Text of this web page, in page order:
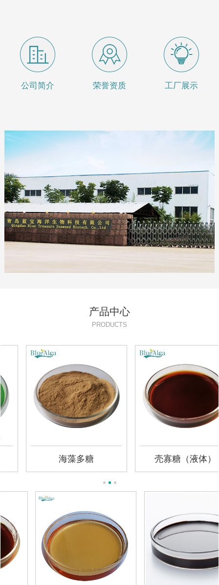
公司简介 荣誉资质 工厂展示
产品中心
PRODUCTS
海藻多糖 壳寡糖（液体）